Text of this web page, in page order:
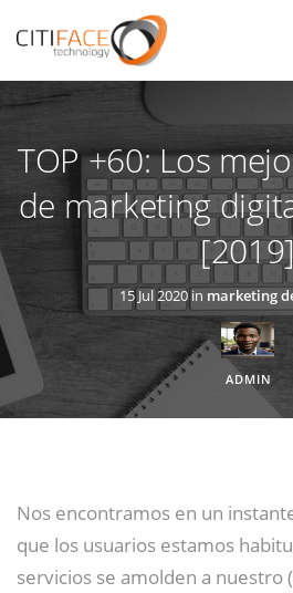
contenido
TOP +60: Los
de marketing
15 Jul 2020 in marketing
ADMIN
Nos encontramos en un
que los usuarios estamos
servicios se amolden a nuestro